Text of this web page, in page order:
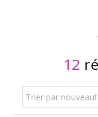
12
Trier par